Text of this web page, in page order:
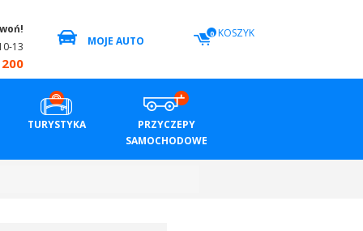
13
MOJE AUTO
0 KOSZYK
TURYSTYKA
PRZYCZEPY
SAMOCHODOWE